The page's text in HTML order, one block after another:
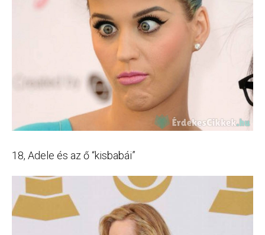
18, Adele és az ő “kisbabái”